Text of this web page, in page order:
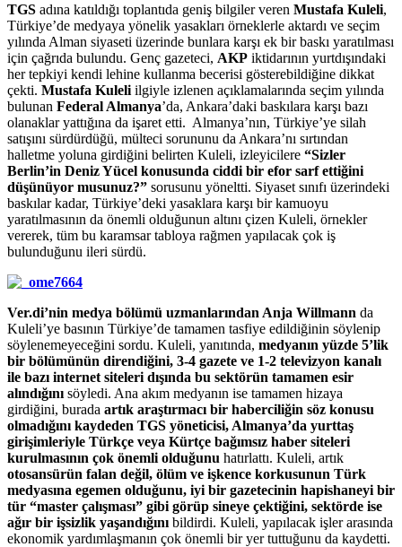
TGS adına katıldığı toplantıda geniş bilgiler veren Mustafa Kuleli,
Türkiye’de medyaya yönelik yasakları örneklerle aktardı ve seçim
yılında Alman siyaseti üzerinde bunlara karşı ek bir baskı yaratılması
için çağrıda bulundu. Genç gazeteci, AKP iktidarının yurtdışındaki
her tepkiyi kendi lehine kullanma becerisi gösterebildiğine dikkat
çekti. Mustafa Kuleli ilgiyle izlenen açıklamalarında seçim yılında
bulunan Federal Almanya’da, Ankara’daki baskılara karşı bazı
olanaklar yattığına da işaret etti. Almanya’nın, Türkiye’ye silah
satışını sürdürdüğü, mülteci sorununu da Ankara’nı sırtından
halletme yoluna girdiğini belirten Kuleli, izleyicilere “Sizler
Berlin’in Deniz Yücel konusunda ciddi bir efor sarf ettiğini
düşünüyor musunuz?” sorusunu yöneltti. Siyaset sınıfı üzerindeki
baskılar kadar, Türkiye’deki yasaklara karşı bir kamuoyu
yaratılmasının da önemli olduğunun altını çizen Kuleli, örnekler
vererek, tüm bu karamsar tabloya rağmen yapılacak çok iş
bulunduğunu ileri sürdü.
Ver.di’nin medya bölümü uzmanlarından Anja Willmann da
Kuleli’ye basının Türkiye’de tamamen tasfiye edildiğinin söylenip
söylenemeyeceğini sordu. Kuleli, yanıtında, medyanın yüzde 5’lik
bir bölümünün direndiğini, 3-4 gazete ve 1-2 televizyon kanalı
ile bazı internet siteleri dışında bu sektörün tamamen esir
alındığını söyledi. Ana akım medyanın ise tamamen hizaya
girdiğini, burada artık araştırmacı bir haberciliğin söz konusu
olmadığını kaydeden TGS yöneticisi, Almanya’da yurttaş
girişimleriyle Türkçe veya Kürtçe bağımsız haber siteleri
kurulmasının çok önemli olduğunu hatırlattı. Kuleli, artık
otosansürün falan değil, ölüm ve işkence korkusunun Türk
medyasına egemen olduğunu, iyi bir gazetecinin hapishaneyi bir
tür “master çalışması” gibi görüp sineye çektiğini, sektörde ise
ağır bir işsizlik yaşandığını bildirdi. Kuleli, yapılacak işler arasında
ekonomik yardımlaşmanın çok önemli bir yer tuttuğunu da kaydetti.